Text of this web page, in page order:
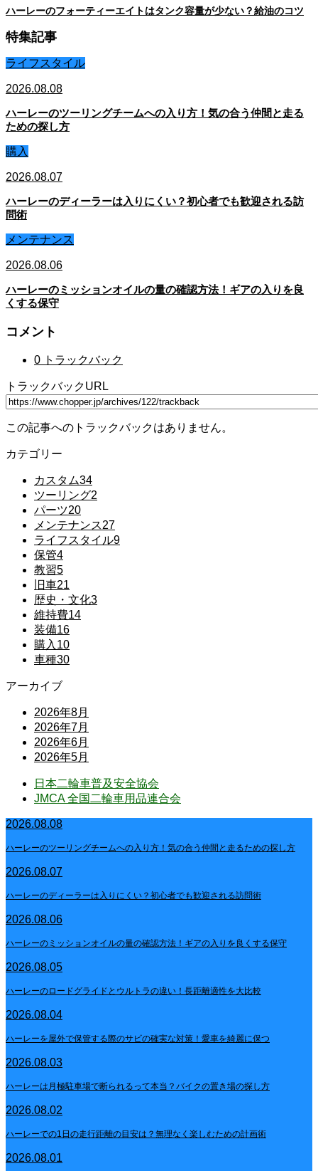
ハーレーのフォーティーエイトはタンク容量が少ない？給油のコツ
特集記事
ライフスタイル
2026.08.08
ハーレーのツーリングチームへの入り方！気の合う仲間と走る
ための探し方
購入
2026.08.07
ハーレーのディーラーは入りにくい？初心者でも歓迎される訪
問術
メンテナンス
2026.08.06
ハーレーのミッションオイルの量の確認方法！ギアの入りを良
くする保守
コメント
0 トラックバック
トラックバックURL
この記事へのトラックバックはありません。
カテゴリー
カスタム34
ツーリング2
パーツ20
メンテナンス27
ライフスタイル9
保管4
教習5
旧車21
歴史・文化3
維持費14
装備16
購入 10
車種30
アーカイブ
2026年8月
2026年7月
2026年6月
2026年5月
日本二輪車普及安全協会
JMCA 全国二輪車用品連合会
2026.08.08
ハーレーのツーリングチームへの入り方！気の合う仲間と走るための探し方
2026.08.07
ハーレーのディーラーは入りにくい？初心者でも歓迎される訪問術
2026.08.06
ハーレーのミッションオイルの量の確認方法！ギアの入りを良くする保守
2026.08.05
ハーレーのロードグライドとウルトラの違い！長距離適性を大比較
2026.08.04
ハーレーを屋外で保管する際のサビの確実な対策！愛車を綺麗に保つ
2026.08.03
ハーレーは月極駐車場で断られるって本当？バイクの置き場の探し方
2026.08.02
ハーレーでの1日の走行距離の目安は？無理なく楽しむための計画術
2026.08.01